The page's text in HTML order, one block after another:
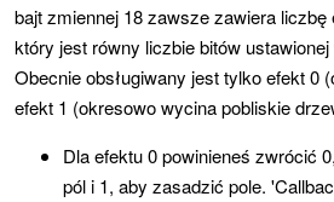
bajt zmiennej 18 zawsze zawiera liczbę
który jest równy liczbie bitów
Obecnie obsługiwany jest tylko efekt 0
efekt 1 (okresowo wycina pobliskie
Dla efektu 0 powinieneś zwrócić
pól i 1, aby zasadzić pole.